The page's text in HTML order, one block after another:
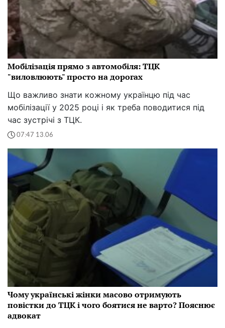
Мобілізація прямо з автомобіля: ТЦК
"виловлюють" просто на дорогах
Що важливо знати кожному українцю під час
мобілізації у 2025 році і як треба поводитися під
час зустрічі з ТЦК.
07:47 13.06
Чому українські жінки масово отримують
повістки до ТЦК і чого боятися не варто? Пояснює
адвокат